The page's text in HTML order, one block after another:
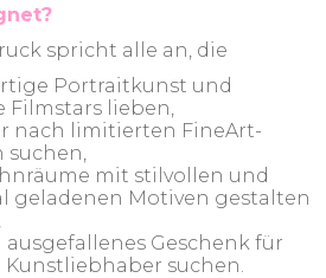
spricht alle an, die
Portraitkunst und
Filmstars lieben,
nach limitierten FineArt-
mit stilvollen und
geladenen Motiven gestalten
ausgefallenes Geschenk für
Kunstliebhaber suchen.